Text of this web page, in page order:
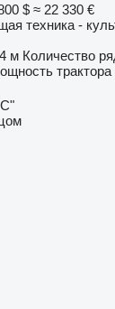
$ ≈ 22 330 €
техника -
м Количество
трактора